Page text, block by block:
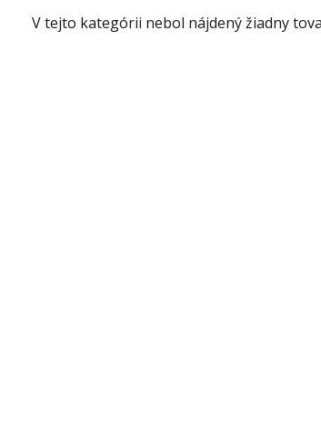
V tejto kategórii nebol nájdený žiadny